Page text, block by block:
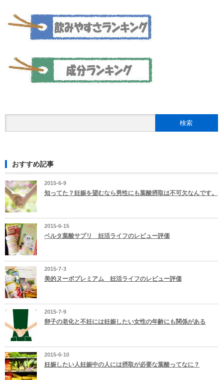
おすすめ記事
2015-6-9
知ってた？妊娠を望むなら男性にも葉酸摂取は不可欠なんです。
2015-6-15
ベルタ葉酸サプリ 妊活ライフのレビュー評価
2015-7-3
美的ヌーボプレミアム 妊活ライフのレビュー評価
2015-7-9
卵子の老化と不妊には妊娠したい女性の年齢にも関係がある
2015-6-10
妊娠したい人妊娠中の人には摂取が必要な葉酸ってなに？